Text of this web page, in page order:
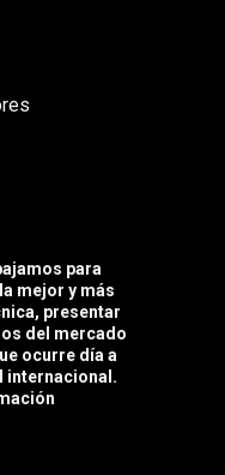
para
mejor y más
presentar
del mercado
ocurre día a
internacional.